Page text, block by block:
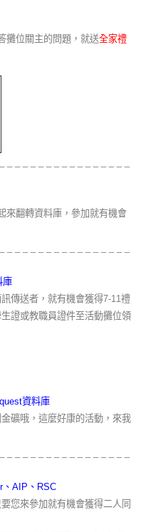
攤位關主的問題，就送全家禮
來翻轉資料庫，參加就有機會
庫
傳送者，就有機會獲得7-11禮
證或教職員證件至活動攤位領
資料庫
礦哦，這麼好康的活動，來我
、AIP、RSC
您來參加就有機會獲得二人同